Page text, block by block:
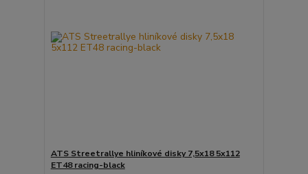
ATS Streetrallye hliníkové disky 7,5x18 5x112
ET48 racing-black